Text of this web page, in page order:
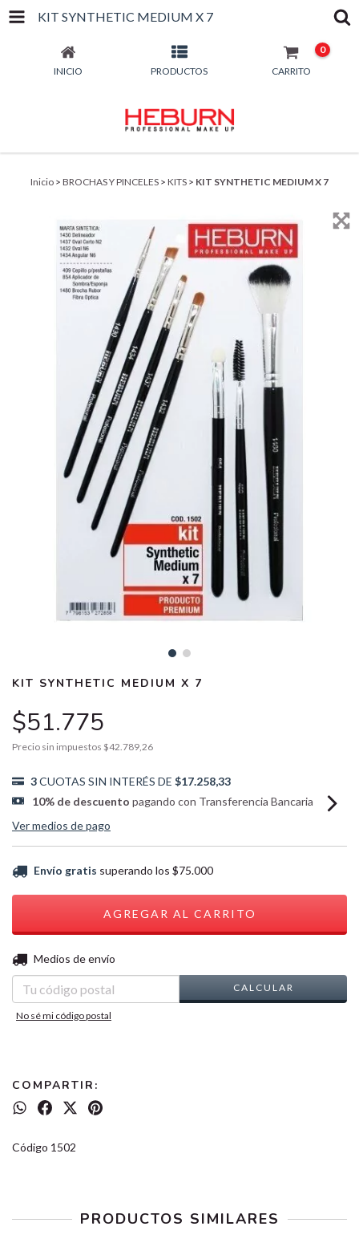
KIT SYNTHETIC MEDIUM X 7
INICIO PRODUCTOS CARRITO
0
Inicio > BROCHAS Y PINCELES > KITS > KIT SYNTHETIC MEDIUM X 7
KIT SYNTHETIC MEDIUM X 7
$51.775
Precio sin impuestos $42.789,26
3CUOTAS SIN INTERÉS DE $17.258,33
10% de descuento pagando con Transferencia Bancaria
Ver medios de pago
Envío gratis superando los $75.000
Entregas para el CP:
Medios de envío
CALCULAR
No sé mi código postal
COMPARTIR:
Código 1502
PRODUCTOS SIMILARES